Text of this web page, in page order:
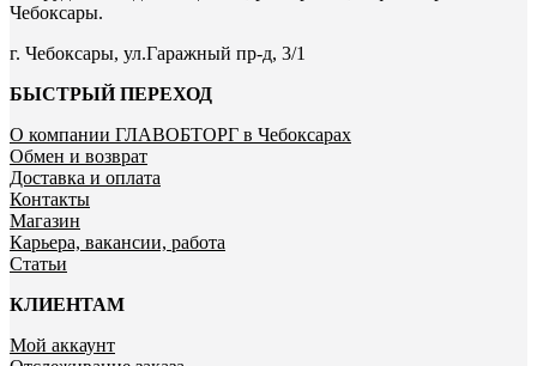
Чебоксары.
г. Чебоксары, ул.Гаражный пр-д, 3/1
БЫСТРЫЙ ПЕРЕХОД
О компании ГЛАВОБТОРГ в Чебоксарах
Обмен и возврат
Доставка и оплата
Контакты
Магазин
Карьера, вакансии, работа
Статьи
КЛИЕНТАМ
Мой аккаунт